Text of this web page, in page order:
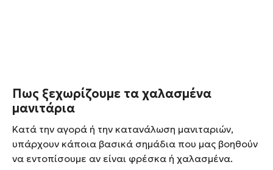
Πως ξεχωρίζουμε τα χαλασμένα
μανιτάρια
Κατά την αγορά ή την κατανάλωση μανιταριών,
υπάρχουν κάποια βασικά σημάδια που μας βοηθούν
να εντοπίσουμε αν είναι φρέσκα ή χαλασμένα.